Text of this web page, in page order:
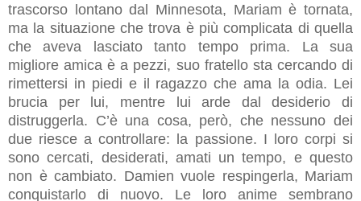
trascorso lontano dal Minnesota, Mariam è tornata,
ma la situazione che trova è più complicata di quella
che aveva lasciato tanto tempo prima. La sua
migliore amica è a pezzi, suo fratello sta cercando di
rimettersi in piedi e il ragazzo che ama la odia. Lei
brucia per lui, mentre lui arde dal desiderio di
distruggerla. C’è una cosa, però, che nessuno dei
due riesce a controllare: la passione. I loro corpi si
sono cercati, desiderati, amati un tempo, e questo
non è cambiato. Damien vuole respingerla, Mariam
conquistarlo di nuovo. Le loro anime sembrano